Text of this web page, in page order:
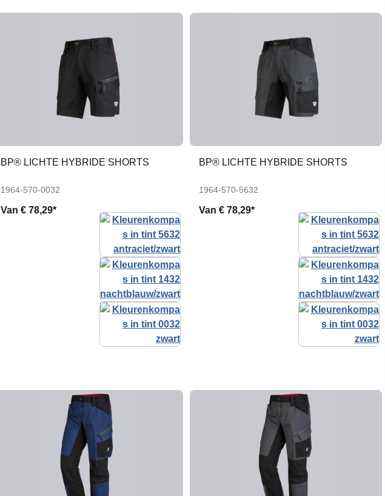
BP® LICHTE HYBRIDE SHORTS
1964-570-0032
Van € 78,29*
BP® LICHTE HYBRIDE SHORTS
1964-570-5632
Van€ 78,29*